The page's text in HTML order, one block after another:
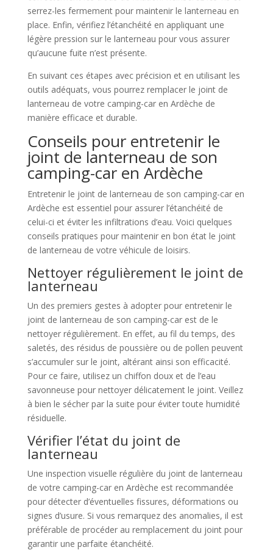
serrez-les fermement pour maintenir le lanterneau en
place. Enfin, vérifiez l’étanchéité en appliquant une
légère pression sur le lanterneau pour vous assurer
qu’aucune fuite n’est présente.
En suivant ces étapes avec précision et en utilisant les
outils adéquats, vous pourrez remplacer le joint de
lanterneau de votre camping-car en Ardèche de
manière efficace et durable.
Conseils pour entretenir le
joint de lanterneau de son
camping-car en Ardèche
Entretenir le joint de lanterneau de son camping-car en
Ardèche est essentiel pour assurer l’étanchéité de
celui-ci et éviter les infiltrations d’eau. Voici quelques
conseils pratiques pour maintenir en bon état le joint
de lanterneau de votre véhicule de loisirs.
Nettoyer régulièrement le joint de
lanterneau
Un des premiers gestes à adopter pour entretenir le
joint de lanterneau de son camping-car est de le
nettoyer régulièrement. En effet, au fil du temps, des
saletés, des résidus de poussière ou de pollen peuvent
s’accumuler sur le joint, altérant ainsi son efficacité.
Pour ce faire, utilisez un chiffon doux et de l’eau
savonneuse pour nettoyer délicatement le joint. Veillez
à bien le sécher par la suite pour éviter toute humidité
résiduelle.
Vérifier l’état du joint de
lanterneau
Une inspection visuelle régulière du joint de lanterneau
de votre camping-car en Ardèche est recommandée
pour détecter d’éventuelles fissures, déformations ou
signes d’usure. Si vous remarquez des anomalies, il est
préférable de procéder au remplacement du joint pour
garantir une parfaite étanchéité.